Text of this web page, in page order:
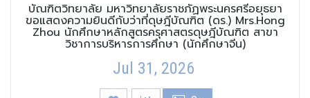
บัณฑิตวิทยาลัย มหาวิทยาลัยราชภัฏพระนครศรีอยุธยา
ขอแสดงความยินดีกับว่าที่ดุษฎีบัณฑิต (ดร.) Mrs.Hong
Zhou นักศึกษาหลักสูตรครุศาสตรดุษฎีบัณฑิต สาขา
วิชาการบริหารการศึกษา (นักศึกษาจีน)
Jul 31, 2026